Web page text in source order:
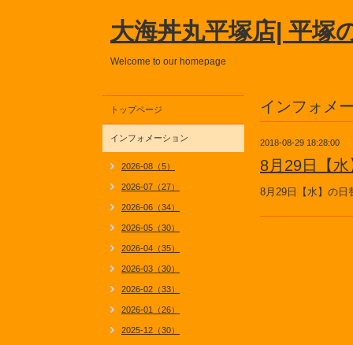
大海丼丸平塚店| 平塚
Welcome to our homepage
インフォメ
2018-08-29 18:28:00
8月29日【
8月29日【水】の日
トップページ
インフォメーション
2026-08（5）
2026-07（27）
2026-06（34）
2026-05（30）
2026-04（35）
2026-03（30）
2026-02（33）
2026-01（26）
2025-12（30）